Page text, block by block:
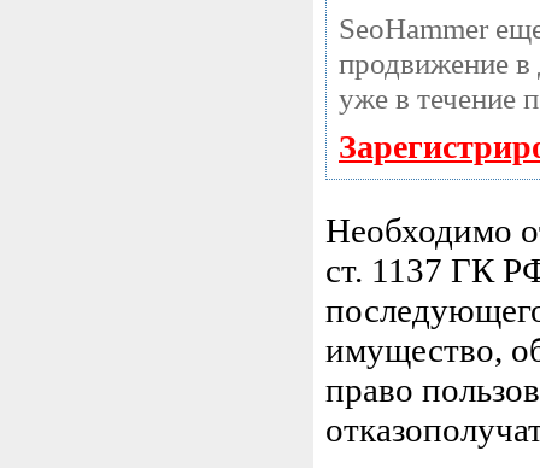
SeoHammer
продвижение в
уже в течение
Необходимо
ст. 1137 ГК
имущество,
право